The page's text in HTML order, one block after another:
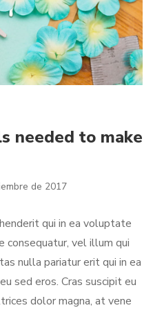
needed to make
de 2017
qui in ea voluptate
consequatur, vel illum qui
nulla pariatur erit qui in ea
sed eros. Cras suscipit eu
dolor magna, at vene